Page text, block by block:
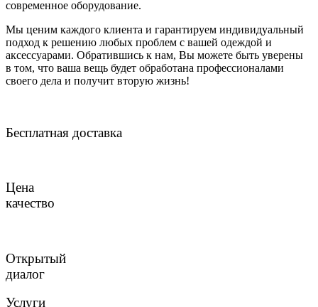
современное оборудование.
Мы ценим каждого клиента и гарантируем индивидуальный
подход к решению любых проблем с вашей одеждой и
аксессуарами. Обратившись к нам, Вы можете быть уверены
в том, что ваша вещь будет обработана профессионалами
своего дела и получит вторую жизнь!
Бесплатная доставка
Цена
качество
Открытый
диалог
Услуги